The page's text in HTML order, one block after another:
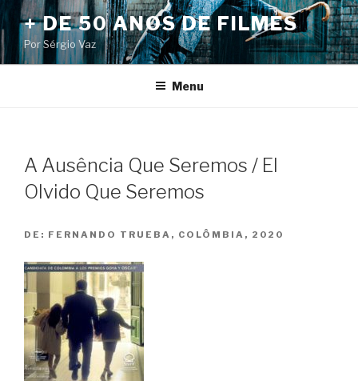
Pular
para
o
conteúdo
+ DE 50 ANOS DE FILMES
Por Sérgio Vaz
Menu
A Ausência Que Seremos / El
Olvido Que Seremos
DE: FERNANDO TRUEBA, COLÔMBIA, 2020